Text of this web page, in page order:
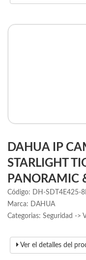
DAHUA IP
STARLIGHT
PANORAMIC
Código: DH-SDT4E425-
Marca: DAHUA
Categorias: Seguridad ->
Ver el detalles del